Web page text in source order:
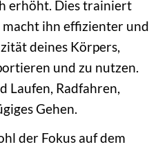
erhöht. Dies trainiert
ihn effizienter und
deines Körpers,
und zu nutzen.
Laufen, Radfahren,
Gehen.
der Fokus auf dem